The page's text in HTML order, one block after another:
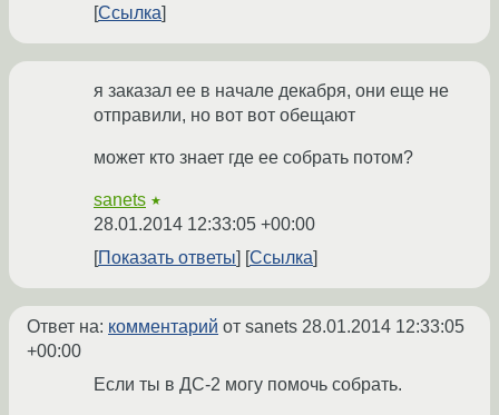
Ссылка
я заказал ее в начале декабря, они еще не
отправили, но вот вот обещают
может кто знает где ее собрать потом?
sanets ★
28.01.2014 12:33:05 +00:00
Показать ответы
Ссылка
Ответ на: комментарий от sanets 28.01.2014 12:33:05
+00:00
Если ты в ДС-2 могу помочь собрать.